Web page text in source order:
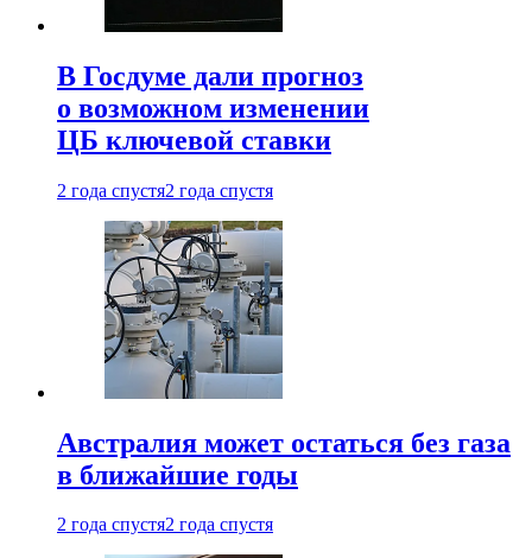
В Госдуме дали прогноз
о возможном изменении
ЦБ ключевой ставки
2 года спустя2 года спустя
Австралия может остаться без газа
в ближайшие годы
2 года спустя2 года спустя